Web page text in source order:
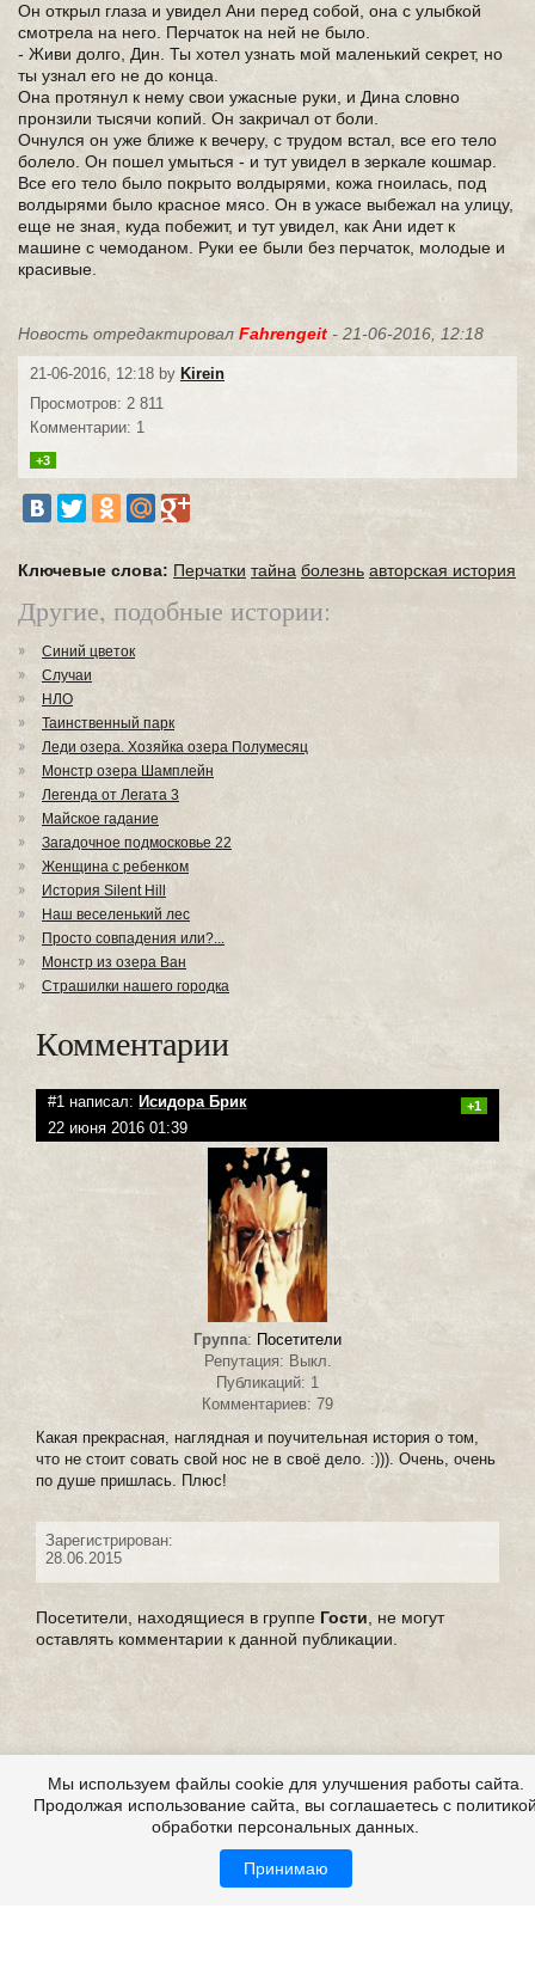
Он открыл глаза и увидел Ани перед собой, она с улыбкой
смотрела на него. Перчаток на ней не было.
- Живи долго, Дин. Ты хотел узнать мой маленький секрет, но
ты узнал его не до конца.
Она протянул к нему свои ужасные руки, и Дина словно
пронзили тысячи копий. Он закричал от боли.
Очнулся он уже ближе к вечеру, с трудом встал, все его тело
болело. Он пошел умыться - и тут увидел в зеркале кошмар.
Все его тело было покрыто волдырями, кожа гноилась, под
волдырями было красное мясо. Он в ужасе выбежал на улицу,
еще не зная, куда побежит, и тут увидел, как Ани идет к
машине с чемоданом. Руки ее были без перчаток, молодые и
красивые.
Новость отредактировал Fahrengeit - 21-06-2016, 12:18
21-06-2016, 12:18 by Kirein
Просмотров: 2 811
Комментарии: 1
+3
Ключевые слова: Перчатки тайна болезнь авторская история
Другие, подобные истории:
Синий цветок
Случаи
НЛО
Таинственный парк
Леди озера. Хозяйка озера Полумесяц
Монстр озера Шамплейн
Легенда от Легата 3
Майское гадание
Загадочное подмосковье 22
Женщина с ребенком
История Silent Hill
Наш веселенький лес
Просто совпадения или?...
Монстр из озера Ван
Страшилки нашего городка
Комментарии
#1 написал: Исидора Брик +1
22 июня 2016 01:39
Группа: Посетители
Репутация: Выкл.
Публикаций: 1
Комментариев: 79
Какая прекрасная, наглядная и поучительная история о том,
что не стоит совать свой нос не в своё дело. :))). Очень, очень
по душе пришлась. Плюс!
Зарегистрирован:
28.06.2015
Посетители, находящиеся в группе Гости , не могут
оставлять комментарии к данной публикации.
Мы используем файлы cookie для улучшения работы сайта.
Продолжая использование сайта, вы соглашаетесь с
обработки персональных данных.
Принимаю